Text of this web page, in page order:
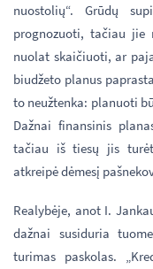
nuostolių“. Grūdų
prognozuoti, tačiau jie
nuolat skaičiuoti, ar
biudžeto planus
to neužtenka: planuoti
Dažnai finansinis
tačiau iš tiesų jis
atkreipė dėmesį
Realybėje, anot I.
dažnai susiduria
turimas paskolas.